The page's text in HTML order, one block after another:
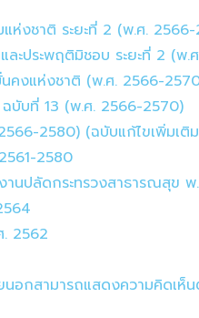
ห่งชาติ ระยะที่ 2 (พ.ศ.
ะประพฤติมิชอบ ระยะที่ 2 (พ
นคงแห่งชาติ (พ.ศ. 2566-
บับที่ 13 (พ.ศ. 2566-2570)
2580) (ฉบับแก้ไขเพิ่มเติ
2580
านปลัดกระทรวงสาธารณสุข
2562
อกสามารถแสดงความคิดเห็